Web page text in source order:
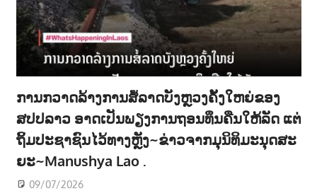
ການກວາດລ້າງການສໍ້ລາດບັງຫຼວງຄັ້ງໃຫຍ່ຂອງ
ສປປລາວ ອາດເປັນພຽງການຖອນທຶນຄືນໃຫ້ລັດ ແຕ່
ຖິ້ມປະຊາຊົນໄວ້ທາງຫຼັງ~ຂ່າວຈາກມຸນິທິມະນຸດສະ
ຍະ~Manushya Lao .
09/07/2026